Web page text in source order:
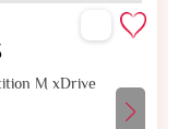
M xDrive